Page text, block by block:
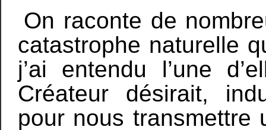
On raconte de
catastrophe naturelle
j’ai entendu l’une
Créateur désirait,
pour nous transmettre